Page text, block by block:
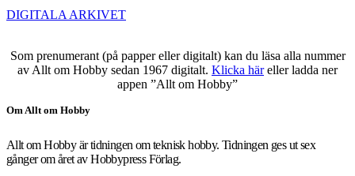
DIGITALA ARKIVET
Som prenumerant (på papper eller digitalt) kan du läsa alla nummer
av Allt om Hobby sedan 1967 digitalt. Klicka häreller ladda ner
appen ”Allt om Hobby”
Om Allt om Hobby
Allt om Hobby är tidningen om teknisk hobby. Tidningen ges ut sex
gånger om året av Hobbypress Förlag.